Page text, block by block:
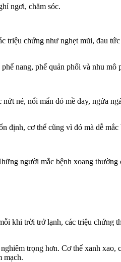
ngơi, chăm sóc.
chứng như nghẹt mũi, đau
nang, phế quản phổi và nhu
nẻ, nổi mẩn đỏ mề đay, ngứa
định, cơ thể cũng vì đó mà dễ mắc
người mắc bệnh xoang
khi trời trở lạnh, các triệu chứng
trọng hơn. Cơ thể xanh
mạch.